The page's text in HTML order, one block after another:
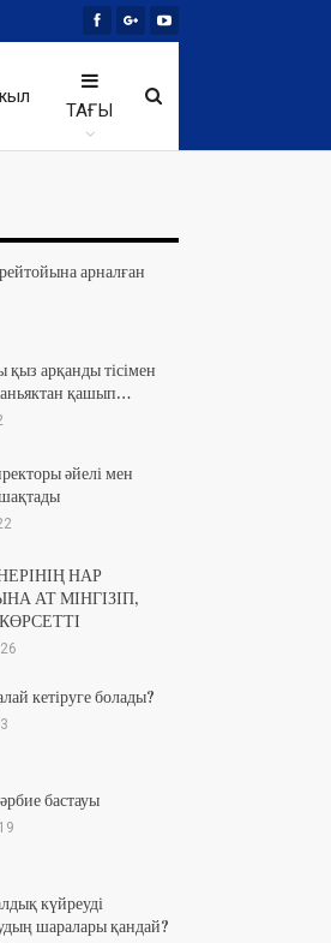
ТАҒЫ
арналған
қыз арқанды тісімен
қашып…
әйелі мен
НАР
АТ МІНГІЗІП,
кетіруге болады?
бастауы
күйреуді
шаралары қандай?